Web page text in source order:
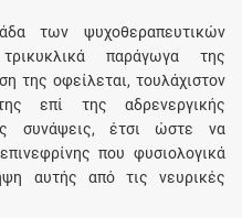
των ψυχοθεραπευτικών
παράγωγα της
της οφείλεται, τουλάχιστον
επί της αδρενεργικής
συνάψεις, έτσι ώστε να
που φυσιολογικά
αυτής από τις νευρικές